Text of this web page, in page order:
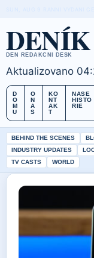
DEN REDAKCNI DESK
Aktualizovano
D
O
M
U
O
N
A
S
KO
NT
AK
T
NASE
HISTO
RIE
BEHIND THE SCENES
INDUSTRY UPDATES
TV CASTS
WORLD